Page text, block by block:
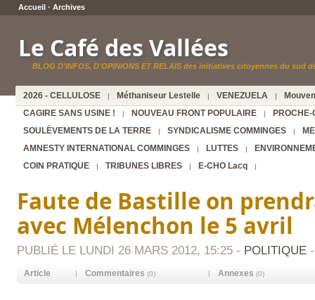
Accueil · Archives
Le Café des Vallées
BLOG D'INFOS, D'OPINIONS ET RELAIS des initiatives citoyennes du sud
2026 - CELLULOSE | Méthaniseur Lestelle | VENEZUELA |
CAGIRE SANS USINE !
| NOUVEAU FRONT POPULAIRE |
PROCHE-
SOULÈVEMENTS DE LA TERRE
| SYNDICALISME COMMINGES |
AMNESTY INTERNATIONAL COMMINGES
| LUTTES |
COIN PRATIQUE
| TRIBUNES LIBRES | E-CHO Lacq |
Faute de Bastille on
avec Mélenchon le 5 avril
PUBLIÉ LE LUNDI 26 MARS 2012, 15:25 - POLITIQUE
Article | Commentaires (0) | Annexes (0)